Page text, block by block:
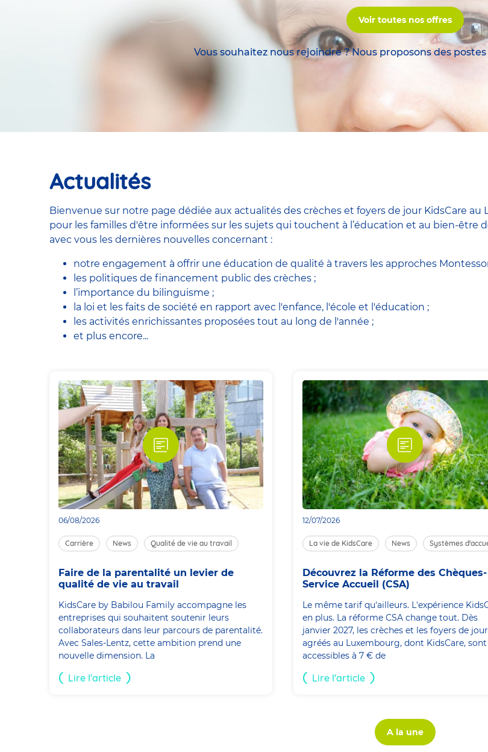
Voir toutes nos offres
Vous souhaitez nous rejoindre ? Nous proposons des
Actualités
Bienvenue sur notre page dédiée aux actualités des crèches et foyers de jour KidsCare
pour les familles d'être informées sur les sujets qui touchent à l’éducation et au bien-être
avec vous les dernières nouvelles concernant :
notre engagement à offrir une éducation de qualité à travers les approches
les politiques de financement public des crèches ;
l’importance du bilinguisme ;
la loi et les faits de société en rapport avec l'enfance, l'école et l'éducation ;
les activités enrichissantes proposées tout au long de l'année ;
et plus encore...
06/08/2026
Carrière News Qualité de vie au travail
Faire de la parentalité un levier de
qualité de vie au travail
KidsCare by Babilou Family accompagne les
entreprises qui souhaitent soutenir leurs
collaborateurs dans leur parcours de parentalité.
Avec Sales-Lentz, cette ambition prend une
nouvelle dimension. La
Lire l'article
12/07/2026
La vie de KidsCare News Systèmes
Découvrez la Réforme des Chèques-
Service Accueil (CSA)
Le même tarif qu'ailleurs. L'expérience
en plus. La réforme CSA change tout. Dès
janvier 2027, les crèches et les foyers de jour
agréés au Luxembourg, dont KidsCare, sont
accessibles à 7 € de
Lire l'article
A la une